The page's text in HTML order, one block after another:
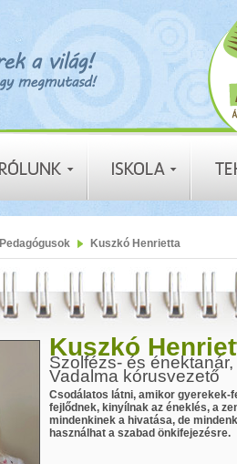
Pedagógusok Kuszkó Henrietta
Kuszkó
Szolfézs- és
Vadalma kórusvezető
Csodálatos látni, amikor gyerekek-
fejlődnek, kinyílnak az éneklés, a
mindenkinek a hivatása, de
használhat a szabad önkifejezésre.